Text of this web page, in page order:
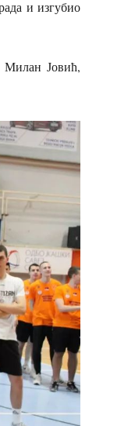
и изгубио
Милан Јовић,